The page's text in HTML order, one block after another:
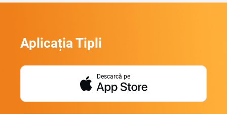
Aplicația Tipli
Descarcă pe